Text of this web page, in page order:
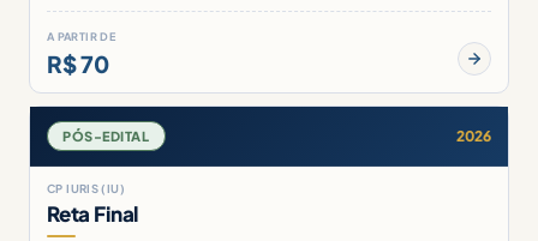
A PARTIR DE
R$ 70
PÓS-EDITAL 2026
CP IURIS (IU)
Reta Final